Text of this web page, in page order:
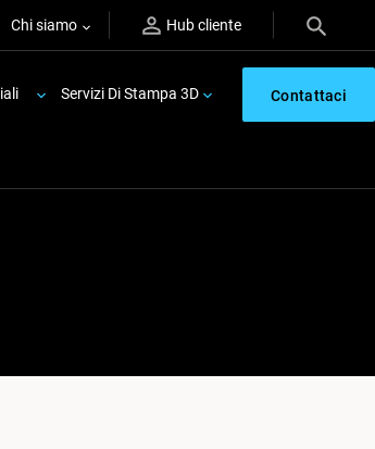
Chi siamo Hub cliente
Servizi Di Stampa 3D Contattaci